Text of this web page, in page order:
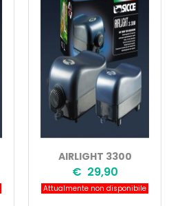
AIRLIGHT 3300
€ 29,90
Attualmente non disponibile